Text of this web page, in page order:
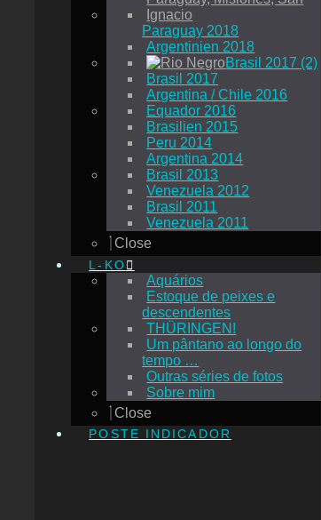
Paraguay 2018
Argentinien 2018
Brasil 2017 (2)
Brasil 2017
Argentina / Chile 2016
Equador 2016
Brasilien 2015
Peru 2014
Argentina 2014
Brasil 2013
Venezuela 2012
Brasil 2011
Venezuela 2011
Close
L-KO
Aquários
Estoque de peixes e
descendentes
THÜRINGEN!
Um pântano ao longo do
tempo …
Outras séries de fotos
Sobre mim
Close
POSTE INDICADOR